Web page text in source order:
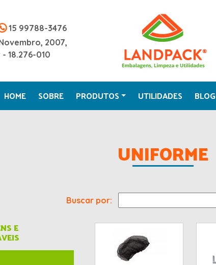
15 99788-3476
2007,
18.276-010
HOME SOBRE PRODUTOS UTILIDADES BLOG
UNIFORME
Buscar por:
E